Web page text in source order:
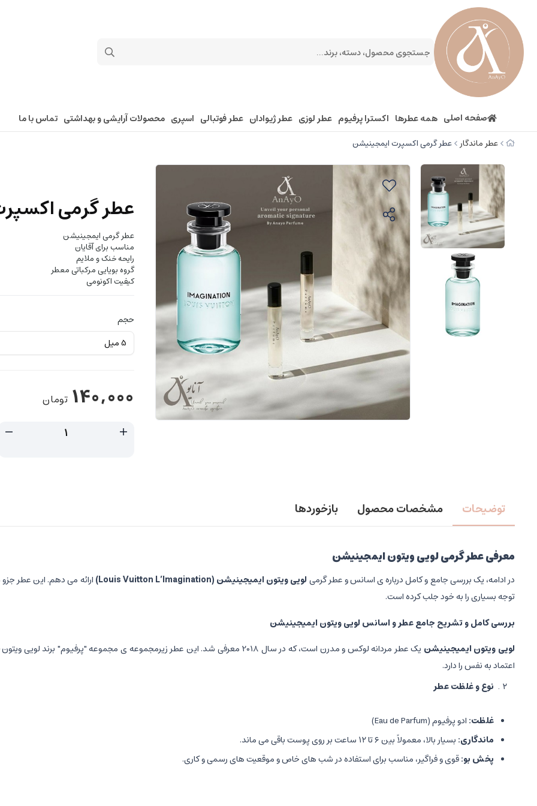
صفحه اصلی همه عطرها اکسترا پرفیوم عطر لوزی عطر ژیوادان عطر فوتبالی اسپری محصولات آرایشی و بهداشتی تماس با ما
عطر ماندگار عطر گرمی اکسپرت ایمجینیشن
عطر گرمی
عطر گرمی ایمجینیشن
مناسب برای آقایان
رایحه خنک و ملایم
گروه بویایی مرکباتی معطر
کیفیت اکونومی
حجم
140,000 تومان
توضیحات مشخصات محصول بازخوردها
معرفی عطر گرمی لویی ویتون ایمجینیشن
در ادامه، یک بررسی جامع و کامل درباره ی اسانس و عطر گرمی لویی ویتون ایمیجینیشن (Louis Vuitton L’Imagination)
ارائه می دهم. این عطر
توجه بسیاری را به خود جلب کرده است.
بررسی کامل و تشریح جامع عطر و اسانس لویی ویتون ایمیجینیشن
لویی ویتون ایمیجینیشن
یک عطر مردانه لوکس و مدرن است، که در سال 2018 معرفی شد. این عطر زیرمجموعه ی مجموعه
اعتماد به نفس را دارد.
نوع و غلظت عطر
غلظت: ادو پرفیوم (Eau de Parfum)
ماندگاری: بسیار بالا، معمولاً بین ۶ تا ۱۲ ساعت بر روی پوست باقی می ماند.
پخش بو:قوی و فراگیر، مناسب برای استفاده در شب های خاص و موقعیت های رسمی و کاری.